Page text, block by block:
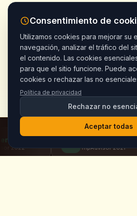
TripAdvisor2021
Consentimiento de
Utilizamos cookies para mejorar su
navegación, analizar el tráfico del
el contenido. Las cookies
para que el sitio funcione. Puede
cookies o rechazar las no
Política de privacidad
Rechazar no
Aceptar todas